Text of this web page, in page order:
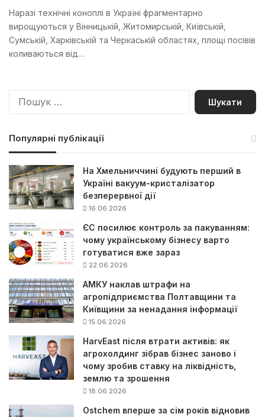
Наразі технічні коноплі в Україні фрагментарно
вирощуються у Вінницькій, Житомирській, Київській,
Сумській, Харківській та Черкаській областях, площі посівів
коливаються від…
П
Популярні публікації
На Хмельниччині будують перший в
Україні вакуум-кристалізатор
безперервної дії
16.06.2026
ЄС посилює контроль за пакуванням:
чому українському бізнесу варто
готуватися вже зараз
22.06.2026
АМКУ наклав штрафи на
агропідприємства Полтавщини та
Київщини за ненадання інформації
15.06.2026
HarvEast після втрати активів: як
агрохолдинг зібрав бізнес заново і
чому зробив ставку на ліквідність,
землю та зрошення
18.06.2026
Ostchem вперше за сім років відновив